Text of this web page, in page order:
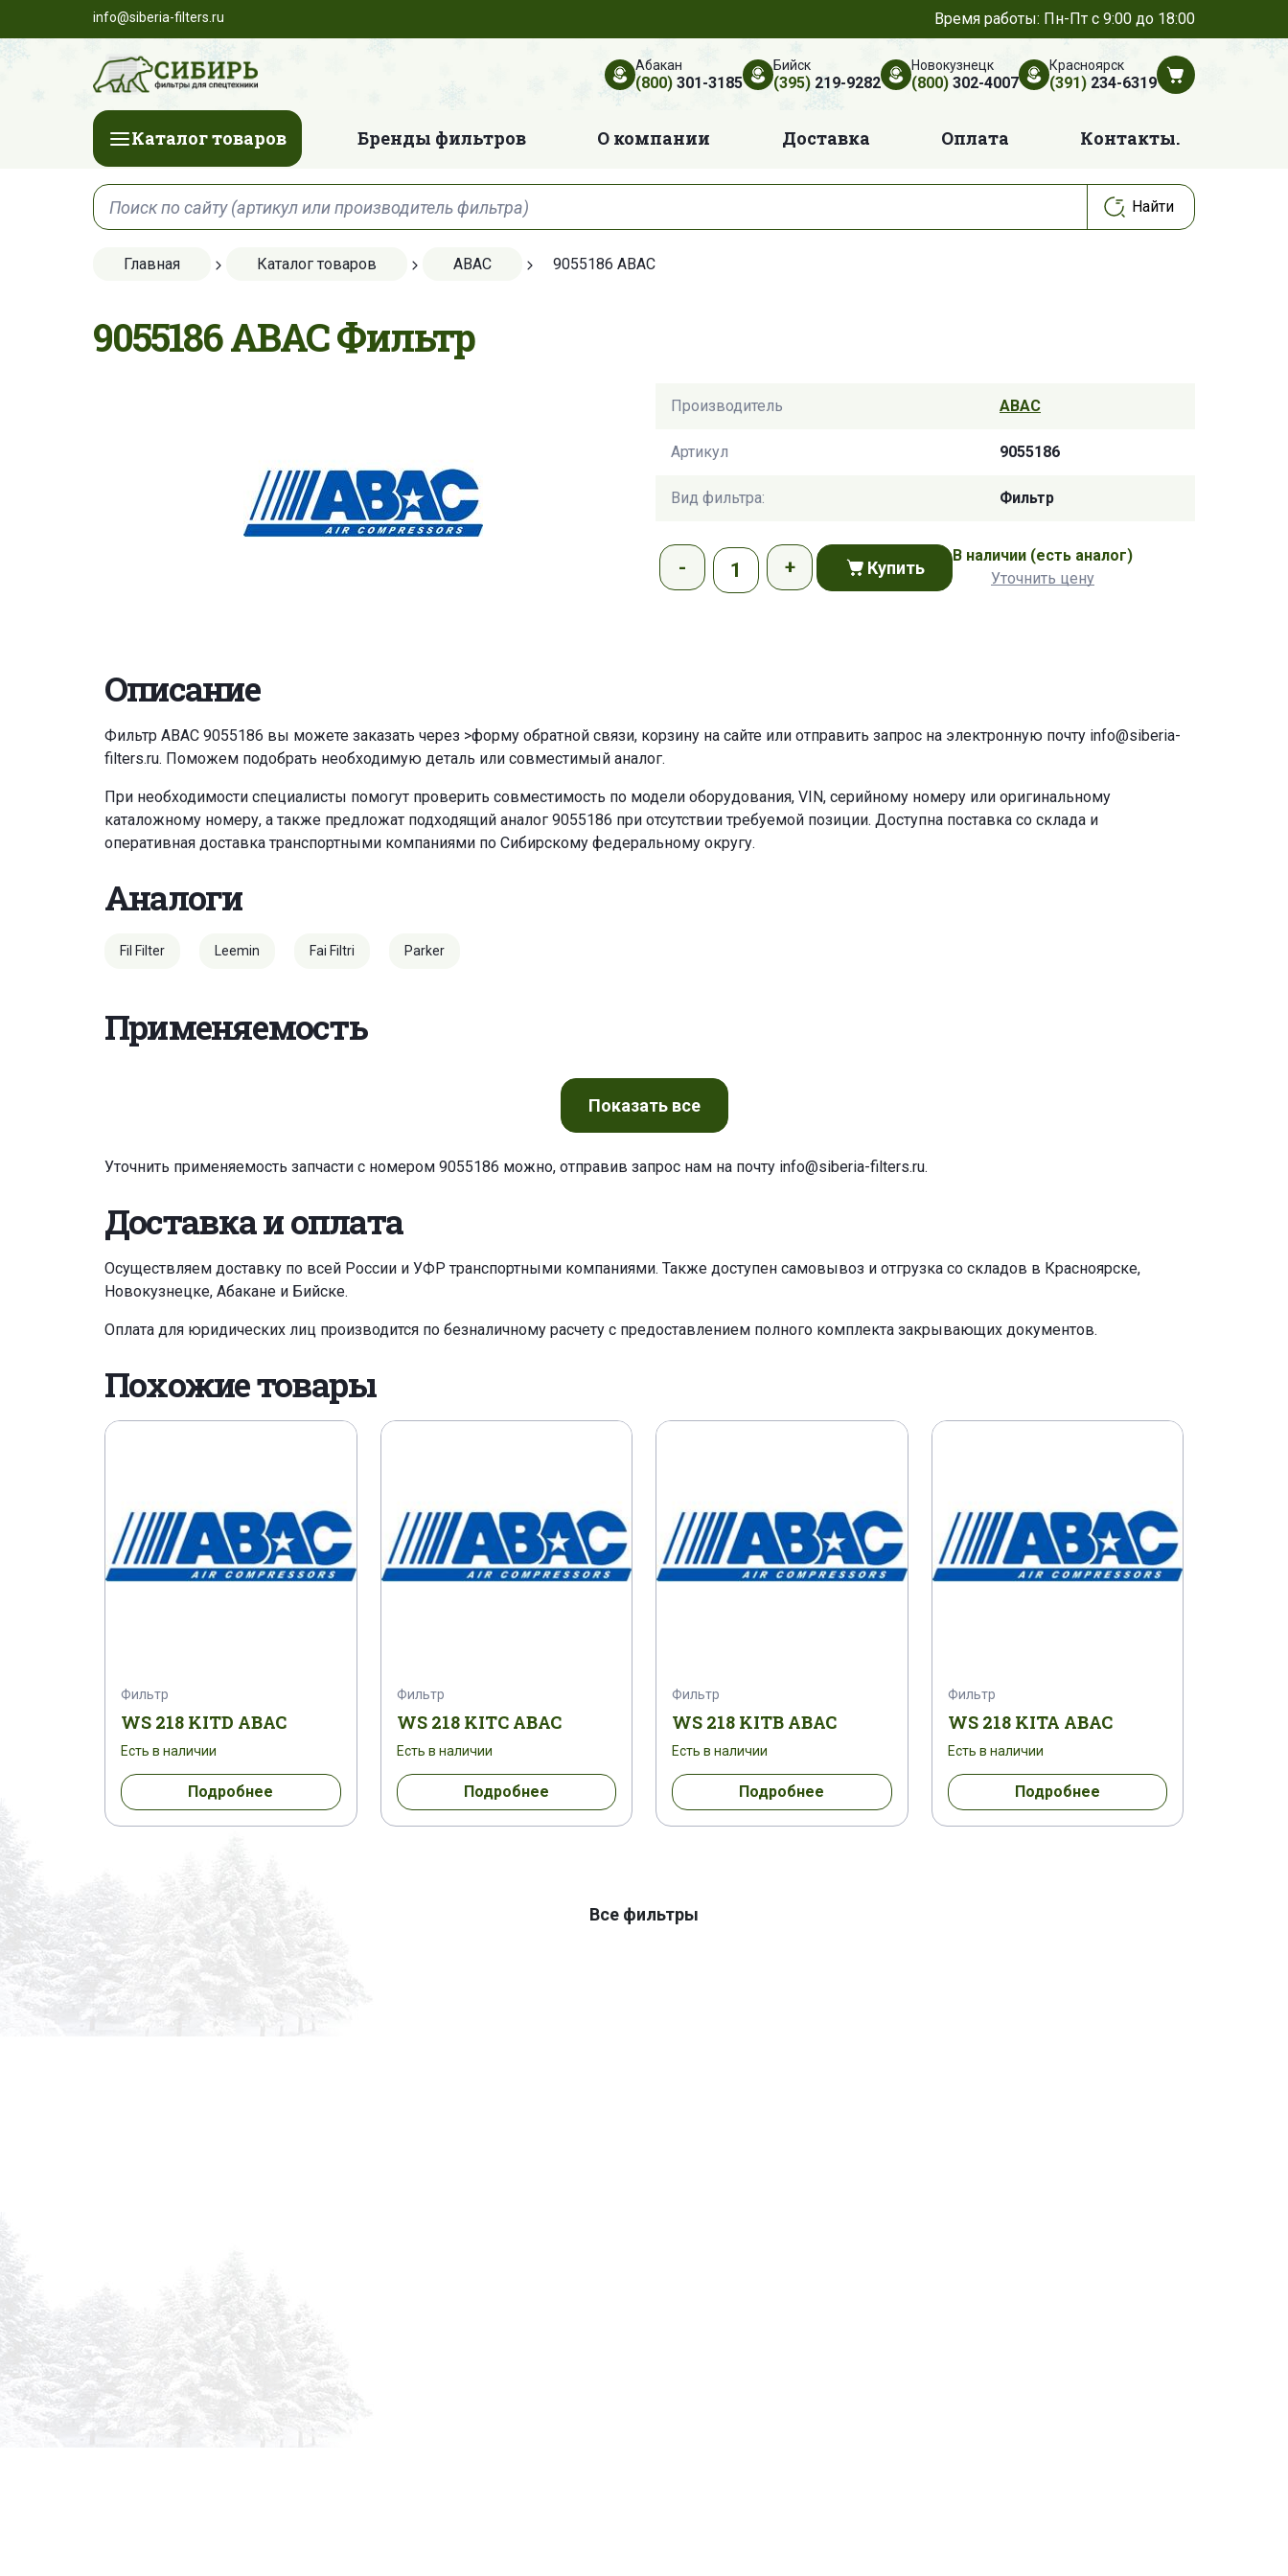
info@siberia-filters.ru Время работы: Пн-Пт с 9:00 до 18:00
Абакан
(800)301-3185
Бийск
(395)219-9282
Новокузнецк
(800)302-4007
Красноярск
(391)234-6319
Каталог товаров Бренды фильтров О компании Доставка Оплата Контакты.
Главная Каталог товаров ABAC 9055186 ABAC
9055186 ABAC Фильтр
Производитель ABAC
Артикул 9055186
Вид фильтра: Фильтр
Купить
В наличии (есть аналог)
Уточнить цену
Описание
Фильтр ABAC 9055186 вы можете заказать через >форму обратной связи, корзину на сайте или отправить запрос на электронную почту info@siberia-
filters.ru. Поможем подобрать необходимую деталь или совместимый аналог.
При необходимости специалисты помогут проверить совместимость по модели оборудования, VIN, серийному номеру или оригинальному
каталожному номеру, а также предложат подходящий аналог 9055186 при отсутствии требуемой позиции. Доступна поставка со склада и
оперативная доставка транспортными компаниями по Сибирскому федеральному округу.
Аналоги
Fil Filter Leemin Fai Filtri Parker
Применяемость
Показатьвсе
Уточнить применяемость запчасти с номером 9055186 можно, отправив запрос нам на почту info@siberia-filters.ru.
Доставка и оплата
Осуществляем доставку по всей России и УФР транспортными компаниями. Также доступен самовывоз и отгрузка со складов в Красноярске,
Новокузнецке, Абакане и Бийске.
Оплата для юридических лиц производится по безналичному расчету с предоставлением полного комплекта закрывающих документов.
Похожие товары
Фильтр
WS 218 KITD ABAC
Есть в наличии
Подробнее
Фильтр
WS 218 KITC ABAC
Есть в наличии
Подробнее
Фильтр
WS 218 KITB ABAC
Есть в наличии
Подробнее
Фильтр
WS 218 KITA ABAC
Есть в наличии
Подробнее
Все фильтры